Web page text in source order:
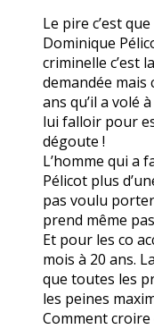
Le pire c’est
Dominique
criminelle c’est
demandée mais
ans qu’il a volé
lui falloir pour
dégoute !
L’homme qui a
Pélicot plus
pas voulu
prend même
Et pour les co
mois à 20 ans.
que toutes les
les peines
Comment croire